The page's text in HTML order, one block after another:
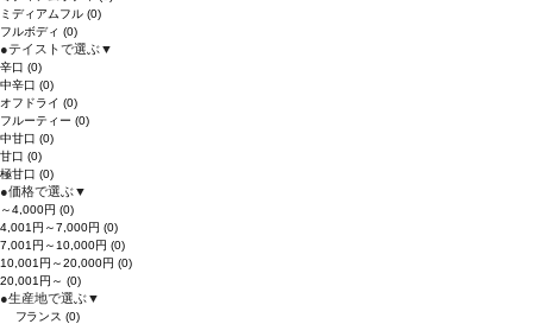
ミディアムフル (0)
フルボディ (0)
●テイストで選ぶ▼
辛口 (0)
中辛口 (0)
オフドライ (0)
フルーティー (0)
中甘口 (0)
甘口 (0)
極甘口 (0)
●価格で選ぶ▼
～4,000円 (0)
4,001円～7,000円 (0)
7,001円～10,000円 (0)
10,001円～20,000円 (0)
20,001円～ (0)
●生産地で選ぶ▼
フランス(0)